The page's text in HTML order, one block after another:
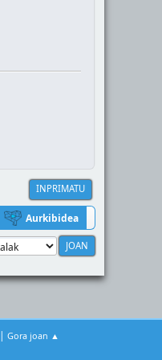
INPRIMATU
Aurkibidea
|Gora joan ▲